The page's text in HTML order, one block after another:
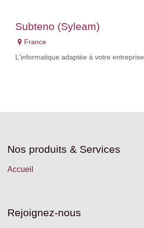
Subteno (Syleam)
France
L'informatique adaptée à votre entreprise
Nos produits & Services
Accueil
Rejoignez-nous